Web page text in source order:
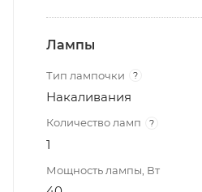
Лампы
Тип лампочки ?
Накаливания
Количество ламп ?
1
Мощность лампы, Вт